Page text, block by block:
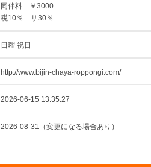
同伴料 ￥3000
税10％ サ30％
日曜 祝日
http://www.bijin-chaya-roppongi.com/
2026-06-15 13:35:27
2026-08-31（変更になる場合あり）